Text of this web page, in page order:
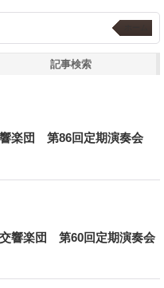
記事検索
楽団 第86回定期演奏会
響楽団 第60回定期演奏会